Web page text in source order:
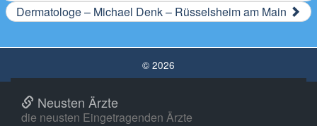
Dermatologe – Michael Denk – Rüsselsheim am Main
© 2026
Neusten Ärzte
die neusten Eingetragenden Ärzte